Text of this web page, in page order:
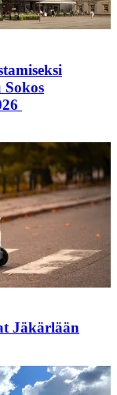
Sokos
Jäkärlään